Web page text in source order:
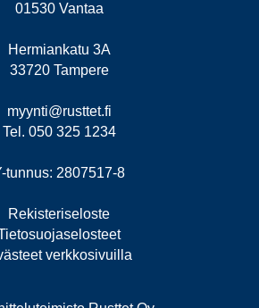
01530 Vantaa
Hermiankatu 3A
33720 Tampere
myynti@rusttet.fi
Tel. 050 325 1234
tunnus: 2807517-8
Rekisteriseloste
verkkosivuilla